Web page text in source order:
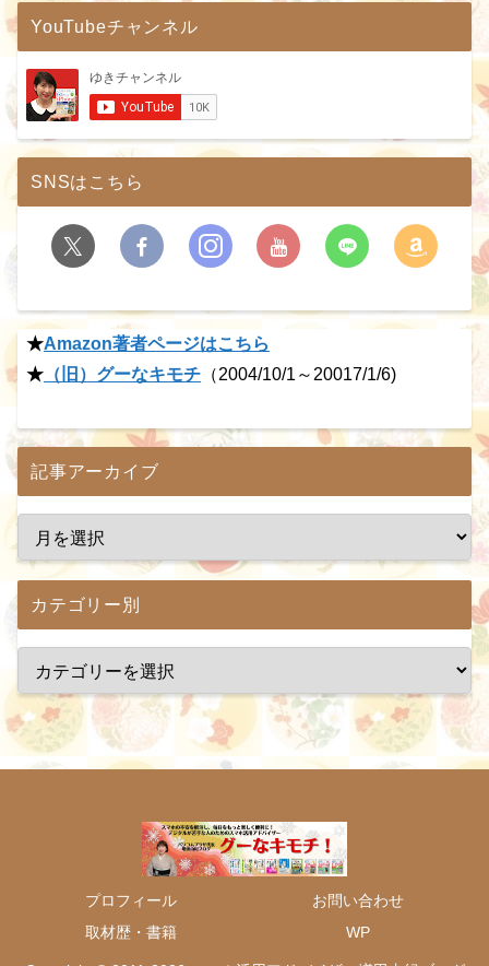
YouTubeチャンネル
SNSはこちら
★Amazon著者ページはこちら
★ （旧）グーなキモチ （2004/10/1～20017/1/6)
記事アーカイブ
カテゴリー別
プロフィール
お問い合わせ
取材歴・書籍
WP